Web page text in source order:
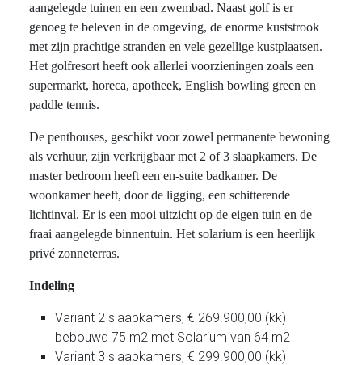
aangelegde tuinen en een zwembad. Naast golf is er
genoeg te beleven in de omgeving, de enorme kuststrook
met zijn prachtige stranden en vele gezellige kustplaatsen.
Het golfresort heeft ook allerlei voorzieningen zoals een
supermarkt, horeca, apotheek, English bowling green en
paddle tennis.
De penthouses, geschikt voor zowel permanente bewoning
als verhuur, zijn verkrijgbaar met 2 of 3 slaapkamers. De
master bedroom heeft een en-suite badkamer. De
woonkamer heeft, door de ligging, een schitterende
lichtinval. Er is een mooi uitzicht op de eigen tuin en de
fraai aangelegde binnentuin. Het solarium is een heerlijk
privé zonneterras.
Indeling
Variant 2 slaapkamers, € 269.900,00 (kk)
bebouwd 75 m2 met Solarium van 64 m2
Variant 3 slaapkamers, € 299.900,00 (kk)